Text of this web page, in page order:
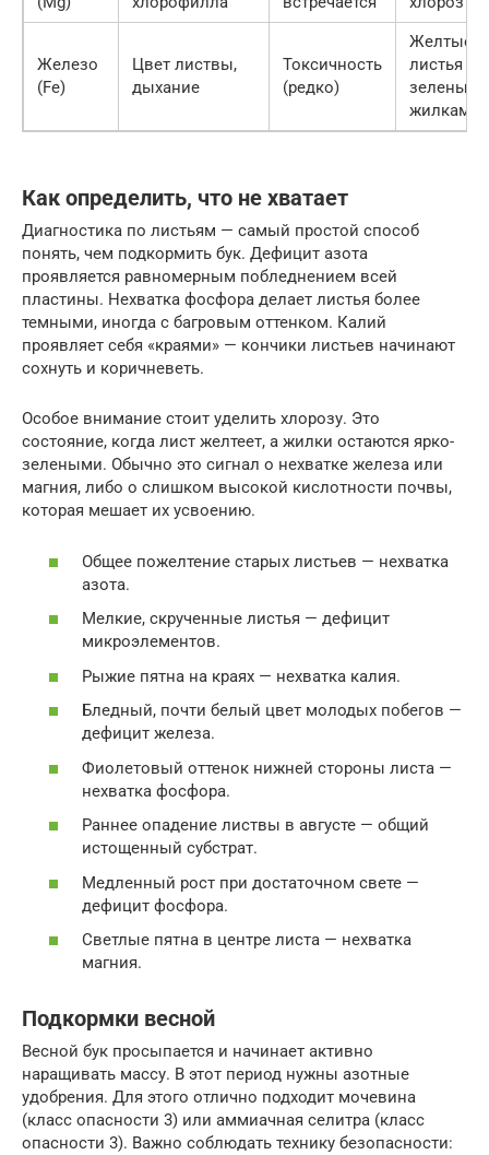
Железо
(Fe)
Цвет листвы,
дыхание
Токсичность
(редко)
Желтые
листья с
зелеными
жилками
Как определить, что не хватает
Диагностика по листьям — самый простой способ
понять, чем подкормить бук. Дефицит азота
проявляется равномерным побледнением всей
пластины. Нехватка фосфора делает листья более
темными, иногда с багровым оттенком. Калий
проявляет себя «краями» — кончики листьев начинают
сохнуть и коричневеть.
Особое внимание стоит уделить хлорозу. Это
состояние, когда лист желтеет, а жилки остаются ярко-
зелеными. Обычно это сигнал о нехватке железа или
магния, либо о слишком высокой кислотности почвы,
которая мешает их усвоению.
Общее пожелтение старых листьев — нехватка
азота.
Мелкие, скрученные листья — дефицит
микроэлементов.
Рыжие пятна на краях — нехватка калия.
Бледный, почти белый цвет молодых побегов —
дефицит железа.
Фиолетовый оттенок нижней стороны листа —
нехватка фосфора.
Раннее опадение листвы в августе — общий
истощенный субстрат.
Медленный рост при достаточном свете —
дефицит фосфора.
Светлые пятна в центре листа — нехватка
магния.
Подкормки весной
Весной бук просыпается и начинает активно
наращивать массу. В этот период нужны азотные
удобрения. Для этого отлично подходит мочевина
(класс опасности 3) или аммиачная селитра (класс
опасности 3). Важно соблюдать технику безопасности: